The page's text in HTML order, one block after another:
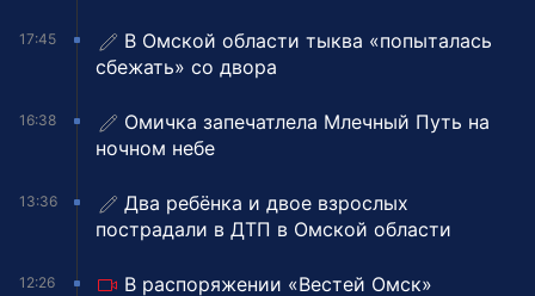
17:45
В Омской области тыква «попыталась
сбежать» со двора
16:38
Омичка запечатлела Млечный Путь на
ночном небе
13:36
Два ребёнка и двое взрослых
пострадали в ДТП в Омской области
12:26
В распоряжении «Вестей Омск»